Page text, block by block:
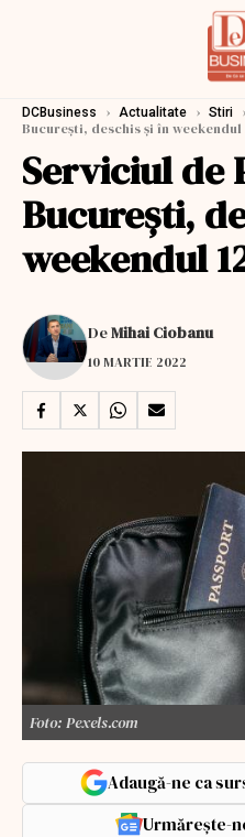
DCBusiness › Actualitate › Stiri ›
București, deschis şi în weekendul
Serviciul de
București,
weekendul
DeMihai Ciobanu
10 MARTIE 2022
Foto: Pexels.com
Adaugă-ne ca
Urmărește-